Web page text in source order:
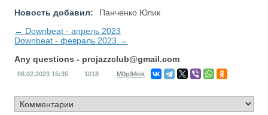
Новость добавил:
Панченко Юлик
← Downbeat - апрель 2023
Downbeat - февраль 2023 →
Any questions - projazzclub@gmail.com
08.02.2023 15:35 1018 M0p94ok